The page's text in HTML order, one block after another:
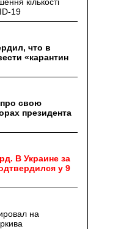
19
что в
«карантин
свою
президента
В Украине за
у 9
на